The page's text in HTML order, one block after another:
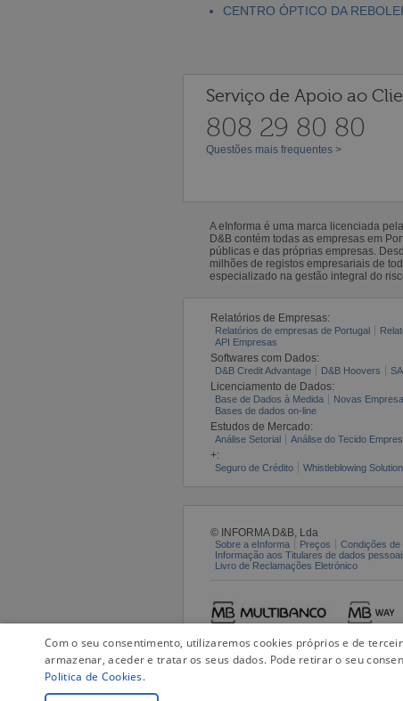
CENTRO ÓPTICO DA
Serviço de Apoio ao
808 29 80 80
Questões mais frequentes >
A eInforma é uma marca licenciada
D&B contém todas as empresas em
públicas e das próprias empresas.
milhões de registos empresariais de
especializado na gestão integral do
Relatórios de Empresas:
Relatórios de empresas de Portugal
API Empresas
Softwares com Dados:
D&B Credit Advantage D&B Hoovers
Licenciamento de Dados:
Base de Dados à Medida Novas
Bases de dados on-line
Estudos de Mercado:
Análise Setorial Análise do Tecido
+:
Seguro de Crédito Whistleblowing
© INFORMA D&B, Lda
Sobre a eInforma Preços Condições de
Informação aos Titulares de dados
Livro de Reclamações Eletrónico
Com o seu consentimento, utilizaremos cookies próprios e de
armazenar, aceder e tratar os seus dados. Pode retirar o seu
Politica de Cookies.